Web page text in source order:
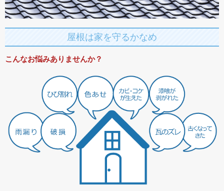
屋根は家を守るかなめ
こんなお悩みありませんか？